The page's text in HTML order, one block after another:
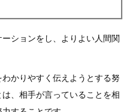
ションをし、よりよい人間関
かりやすく伝えようとする努
、相手が言っていることを相